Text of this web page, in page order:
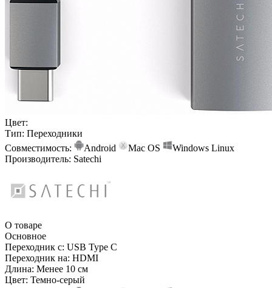
Цвет:
Тип: Переходники
Совместимость:
Android Mac OS Windows Linux
Производитель: Satechi
О товаре
Основное
Переходник с: USB Type C
Переходник на: HDMI
Длина: Менее 10 см
Цвет: Темно-серый